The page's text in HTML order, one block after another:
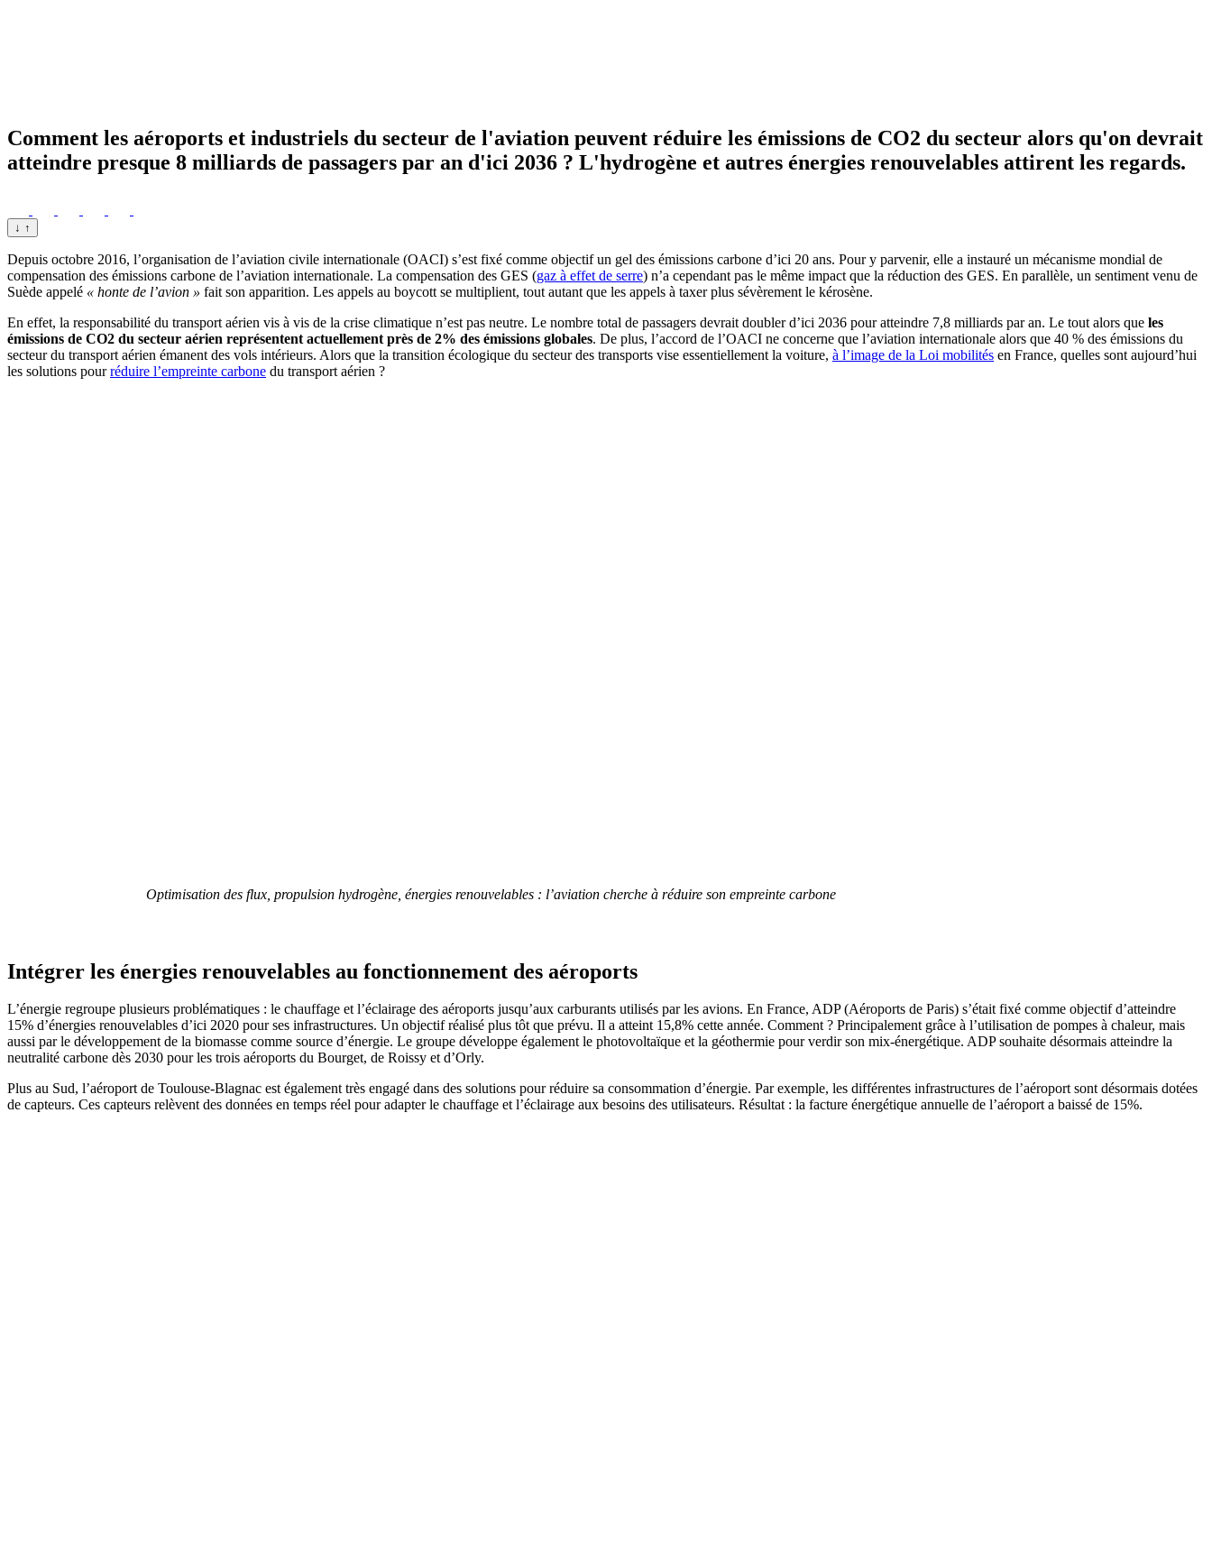
Comment les aéroports et industriels du secteur de l'aviation peuvent réduire les émissions de CO2 du secteur alors qu'on devrait
atteindre presque 8 milliards de passagers par an d'ici 2036 ? L'hydrogène et autres énergies renouvelables attirent les regards.
↓ ↑
Depuis octobre 2016, l’organisation de l’aviation civile internationale (OACI) s’est fixé comme objectif un gel des émissions carbone d’ici 20 ans. Pour y parvenir, elle a instauré un mécanisme mondial de
compensation des émissions carbone de l’aviation internationale. La compensation des GES (gaz à effet de serre) n’a cependant pas le même impact que la réduction des GES. En parallèle, un sentiment venu de
Suède appelé « honte de l’avion » fait son apparition. Les appels au boycott se multiplient, tout autant que les appels à taxer plus sévèrement le kérosène.
En effet, la responsabilité du transport aérien vis à vis de la crise climatique n’est pas neutre. Le nombre total de passagers devrait doubler d’ici 2036 pour atteindre 7,8 milliards par an. Le tout alors que les
émissions de CO2 du secteur aérien représentent actuellement près de 2% des émissions globales. De plus, l’accord de l’OACI ne concerne que l’aviation internationale alors que 40 % des émissions du
secteur du transport aérien émanent des vols intérieurs. Alors que la transition écologique du secteur des transports vise essentiellement la voiture, à l’image de la Loi mobilités en France, quelles sont aujourd’hui
les solutions pourréduire l’empreinte carbone du transport aérien ?
Optimisation des flux, propulsion hydrogène, énergies renouvelables : l’aviation cherche à réduire son empreinte carbone
Intégrer les énergies renouvelables au fonctionnement des aéroports
L’énergie regroupe plusieurs problématiques : le chauffage et l’éclairage des aéroports jusqu’aux carburants utilisés par les avions. En France, ADP (Aéroports de Paris) s’était fixé comme objectif d’atteindre
15% d’énergies renouvelables d’ici 2020 pour ses infrastructures. Un objectif réalisé plus tôt que prévu. Il a atteint 15,8% cette année. Comment ? Principalement grâce à l’utilisation de pompes à chaleur, mais
aussi par le développement de la biomasse comme source d’énergie. Le groupe développe également le photovoltaïque et la géothermie pour verdir son mix-énergétique. ADP souhaite désormais atteindre la
neutralité carbone dès 2030 pour les trois aéroports du Bourget, de Roissy et d’Orly.
Plus au Sud, l’aéroport de Toulouse-Blagnac est également très engagé dans des solutions pour réduire sa consommation d’énergie. Par exemple, les différentes infrastructures de l’aéroport sont désormais dotées
de capteurs. Ces capteurs relèvent des données en temps réel pour adapter le chauffage et l’éclairage aux besoins des utilisateurs. Résultat : la facture énergétique annuelle de l’aéroport a baissé de 15%.